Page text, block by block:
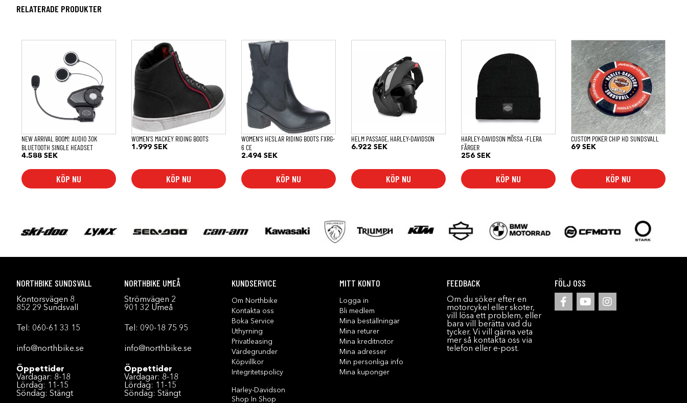
RELATERADE PRODUKTER
NEW ARRIVAL BOOM! AUDIO 30K
BLUETOOTH SINGLE HEADSET
4.588 SEK
KÖP NU
WOMEN’S MACKEY RIDING BOOTS
1.999SEK
KÖP NU
produkten
har
flera
varianter.
De
olika
alternativen
kan
väljas
på
produktsidan
WOMEN’S HESLAR RIDING BOOTS FXRG-
6 CE
2.494SEK
KÖP NU
Den
här
produkten
har
flera
varianter.
De
olika
alternativen
kan
väljas
på
produktsidan
HELM PASSAGE, HARLEY-DAVIDSON
6.922SEK
KÖP NU
varianter.
alternativen
på
produktsidan
HARLEY-DAVIDSON MÖSSA -FLERA
FÄRGER
256SEK
KÖP NU
produkten
varianter.
olika
alternativen
väljas
på
produktsidan
CUSTOM POKER CHIP HD SUNDSVALL
69SEK
KÖP NU
NORTHBIKE SUNDSVALL
Kontorsvägen 8
852 29 Sundsvall
Tel: 060-61 33 15
info@northbike.se
Öppettider
Vardagar: 8-18
Lördag: 11-15
Söndag: Stängt
NORTHBIKE UMEÅ
Strömvägen 2
901 32 Umeå
Tel: 090-18 75 95
info@northbike.se
Öppettider
Vardagar: 8-18
Lördag: 11-15
Söndag: Stängt
KUNDSERVICE
Om Northbike
Kontakta oss
Boka Service
Uthyrning
Privatleasing
Värdegrunder
Köpvillkor
Integritetspolicy
Harley-Davidson
Shop In Shop
MITT KONTO
Logga in
Bli medlem
Mina beställningar
Mina returer
Mina kreditnotor
Mina adresser
Min personliga info
Mina kuponger
FEEDBACK
Om du söker efter en
motorcykel eller skoter,
vill lösa ett problem, eller
bara vill berätta vad du
tycker. Vi vill gärna veta
mer så kontakta oss via
telefon eller e-post.
FÖLJ OSS